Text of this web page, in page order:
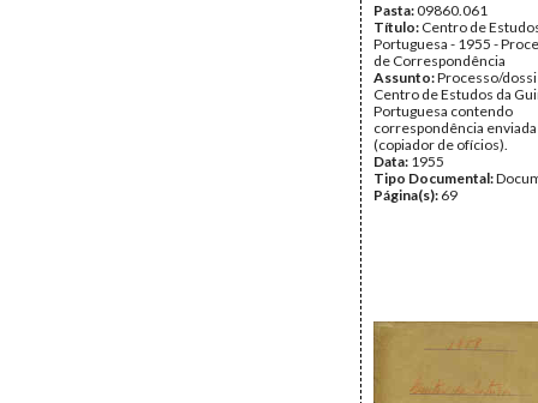
Pasta:09860.061
Título: Centro de
Portuguesa - 1955 -
de Correspondência
Assunto:Processo/
Centro de Estudos da
Portuguesa contendo
correspondência enviada
(copiador de ofícios).
Data: 1955
Tipo Documental:
Página(s): 69